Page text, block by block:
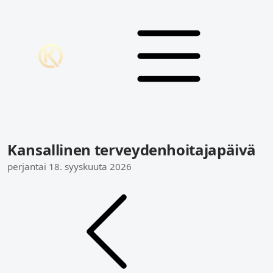
Kansallinen terveydenhoitajapäivä
perjantai 18. syyskuuta 2026